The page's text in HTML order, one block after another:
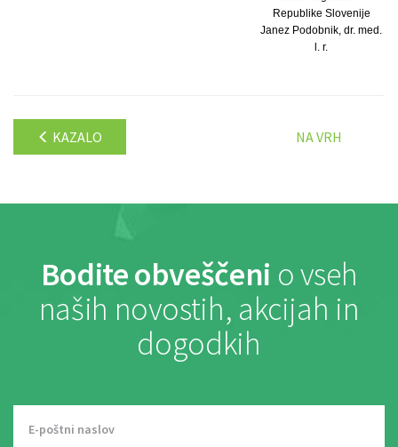
Republike Slovenije
Janez Podobnik, dr. med.
l. r.
KAZALO NA VRH
Bodite obveščeni o vseh
naših novostih, akcijah in
dogodkih